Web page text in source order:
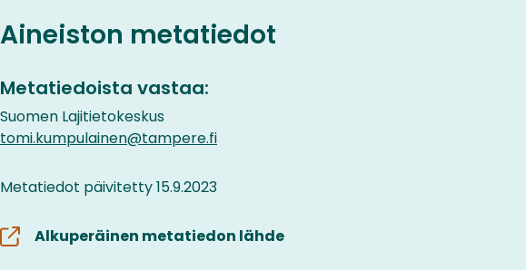
Aineiston metatiedot
Metatiedoista vastaa:
Suomen Lajitietokeskus
tomi.kumpulainen@tampere.fi
Metatiedot päivitetty 15.9.2023
Alkuperäinen metatiedon lähde